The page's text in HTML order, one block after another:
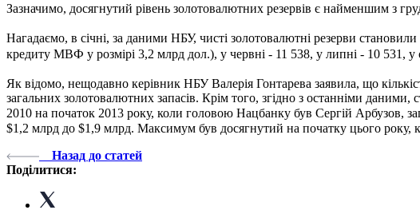
Зазначимо, досягнутий рівень золотовалютних резервів є найменшим з
Нагадаємо, в січні, за даними НБУ, чисті золотовалютні резерви
кредиту МВФ у розмірі 3,2 млрд дол.), у червні - 11 538, у липні - 10 531,
Як відомо, нещодавно керівник НБУ Валерія Гонтарева заявила, що
загальних золотовалютних запасів. Крім того, згідно з останніми
2010 на початок 2013 року, коли головою Нацбанку був Сергій Арбузов,
$1,2 млрд до $1,9 млрд. Максимум був досягнутий на початку цього року,
Назад до статей
Поділитися: